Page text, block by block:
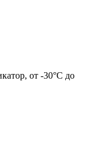
от -30°C до